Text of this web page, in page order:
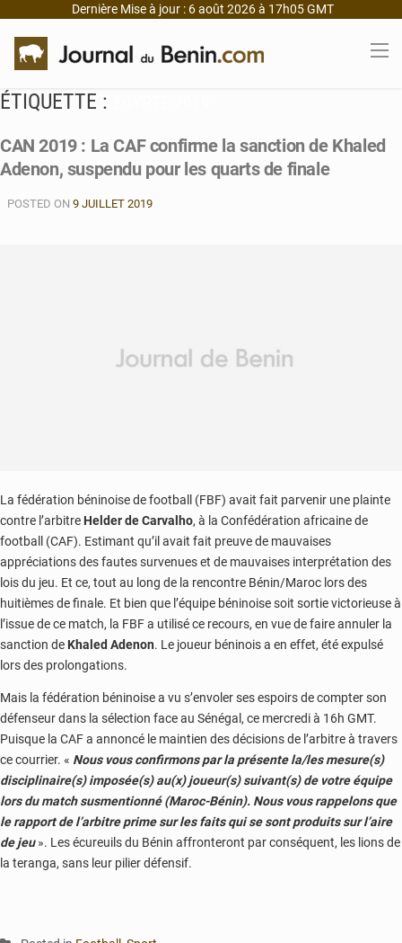
Dernière Mise à jour : 6 août 2026 à 17h05 GMT
ÉTIQUETTE :
CAN 2019 : La CAF confirme la sanction de Khaled
Adenon, suspendu pour les quarts de finale
POSTED ON 9 JUILLET 2019
La fédération béninoise de football (FBF) avait fait parvenir une plainte
contre l’arbitre Helder de Carvalho, à la Confédération africaine de
football (CAF). Estimant qu’il avait fait preuve de mauvaises
appréciations des fautes survenues et de mauvaises interprétation des
lois du jeu. Et ce, tout au long de la rencontre Bénin/Maroc lors des
huitièmes de finale. Et bien que l’équipe béninoise soit sortie victorieuse à
l’issue de ce match, la FBF a utilisé ce recours, en vue de faire annuler la
sanction de Khaled Adenon. Le joueur béninois a en effet, été expulsé
lors des prolongations.
Mais la fédération béninoise a vu s’envoler ses espoirs de compter son
défenseur dans la sélection face au Sénégal, ce mercredi à 16h GMT.
Puisque la CAF a annoncé le maintien des décisions de l’arbitre à travers
ce courrier. « Nous vous confirmons par la présente la/les mesure(s)
disciplinaire(s) imposée(s) au(x) joueur(s) suivant(s) de votre équipe
lors du match susmentionné (Maroc-Bénin). Nous vous rappelons que
le rapport de l’arbitre prime sur les faits qui se sont produits sur l’aire
de jeu». Les écureuils du Bénin affronteront par conséquent, les lions de
la teranga, sans leur pilier défensif.